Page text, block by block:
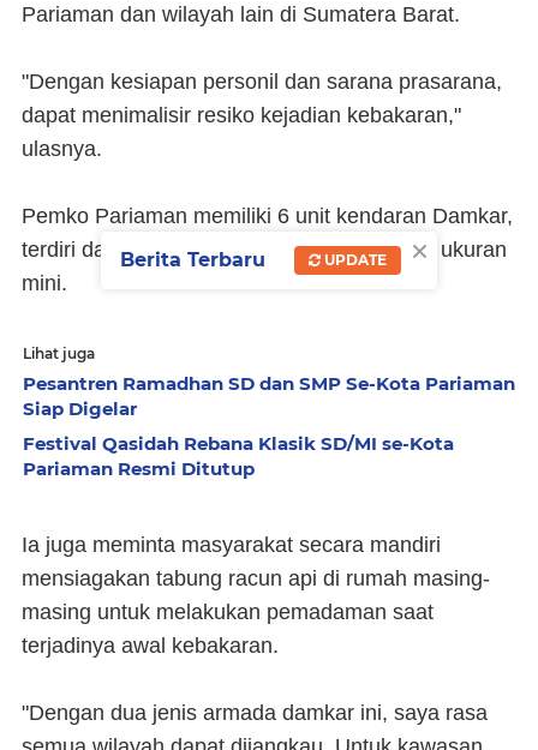
Pariaman dan wilayah lain di Sumatera Barat.
"Dengan kesiapan personil dan sarana prasarana,
dapat menimalisir resiko kejadian kebakaran,"
ulasnya.
Pemko Pariaman memiliki 6 unit kendaran Damkar,
terdiri dari 4 unit truk damkar dan 2 damkar ukuran
mini.
Lihat juga
Pesantren Ramadhan SD dan SMP Se-Kota Pariaman
Siap Digelar
Festival Qasidah Rebana Klasik SD/MI se-Kota
Pariaman Resmi Ditutup
Ia juga meminta masyarakat secara mandiri
mensiagakan tabung racun api di rumah masing-
masing untuk melakukan pemadaman saat
terjadinya awal kebakaran.
"Dengan dua jenis armada damkar ini, saya rasa
×
Berita Terbaru UPDATE